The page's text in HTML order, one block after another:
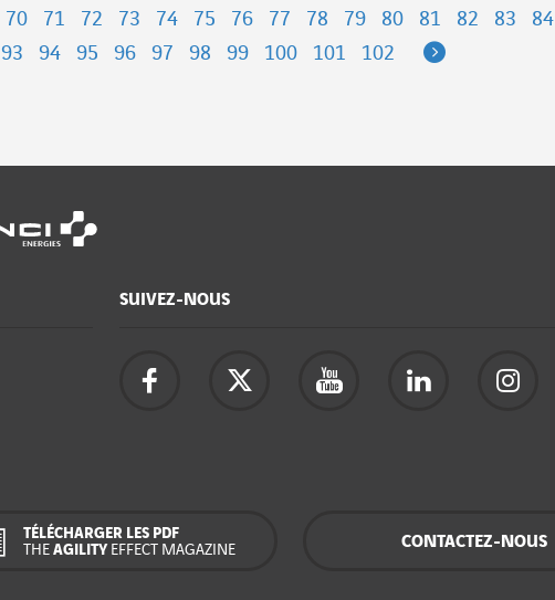
70 71 72 73 74 75 76 77 78 79 80 81 82 83 84
93 94 95 96 97 98 99 100 101 102 Next
SUIVEZ-NOUS
TÉLÉCHARGER LES PDF
THEAGILITY EFFECT MAGAZINE CONTACTEZ-NOUS